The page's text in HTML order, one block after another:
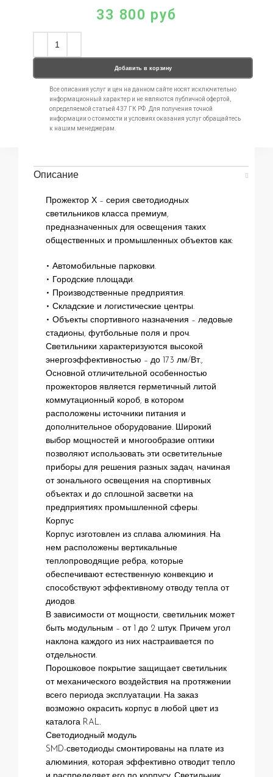
33 800 руб
Добавить в корзину
Все описания услуг и цен на данном сайте носят исключительно
информационный характер и не являются публичной офертой,
определяемой статьей 437 ГК РФ. Для получения точной
информации о стоимости и условиях оказания услуг обращайтесь
к нашим менеджерам.
Описание
Прожектор Х – серия светодиодных
светильников класса премиум,
предназначенных для освещения таких
общественных и промышленных объектов как:
• Автомобильные парковки.
• Городские площади.
• Производственные предприятия.
• Складские и логистические центры.
• Объекты спортивного назначения – ледовые
стадионы, футбольные поля и проч.
Светильники характеризуются высокой
энергоэффективностью – до 173 лм/Вт.,
Основной отличительной особенностью
прожекторов является герметичный литой
коммутационный короб, в котором
расположены источники питания и
дополнительное оборудование. Широкий
выбор мощностей и многообразие оптики
позволяют использовать эти осветительные
приборы для решения разных задач, начиная
от зонального освещения на спортивных
объектах и до сплошной засветки на
предприятиях промышленной сферы.
Корпус
Корпус изготовлен из сплава алюминия. На
нем расположены вертикальные
теплопроводящие ребра, которые
обеспечивают естественную конвекцию и
способствуют эффективному отводу тепла от
диодов.
В зависимости от мощности, светильник может
быть модульным – от 1 до 2 штук. Причем угол
наклона каждого из них настраивается по
отдельности.
Порошковое покрытие защищает светильник
от механического воздействия на протяжении
всего периода эксплуатации. На заказ
возможно окрасить корпус в любой цвет из
каталога RAL.
Светодиодный модуль
SMD-светодиоды смонтированы на плате из
алюминия, которая эффективно отводит тепло